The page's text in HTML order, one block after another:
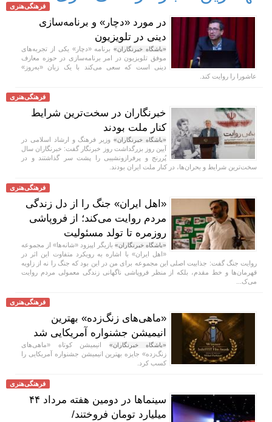
فرهنگی‌هنری
در مورد «دچار» و برنامه‌سازی
دینی در تلویزیون
«باشگاه خبرنگاران»برنامه «دچار» یکی از تجربه‌های
موفق تلویزیون در امر برنامه‌سازی در حوزه معارف
دینی است که سعی می‌کند با یک زبان «به‌روز»
عاشورا را روایت کند.
فرهنگی‌هنری
خبرنگاران در سخت‌ترین شرایط
کنار ملت بودند
«باشگاه خبرنگاران»وزیر فرهنگ و ارشاد اسلامی در
آیین روز بزرگداشت روز خبرنگار گفت: خبرنگاران سال
پُررنج و پرفرازونشیبی را پشت سر گذاشتند و در
سخت‌ترین شرایط و بحران‌ها، در کنار ملت ایران بودند.
فرهنگی‌هنری
«اهل ایران» جنگ را از دل زندگی
مردم روایت می‌کند؛ از فروپاشی
روزمره تا تولد مسئولیت
«باشگاه خبرنگاران» بازیگر اپیزود «شانه‌ها» از مجموعه
«اهل ایران» با اشاره به رویکرد متفاوت این اثر در
روایت جنگ گفت: جذابیت اصلی این مجموعه برای من در این بود که جنگ را نه از زاویه
قهرمان‌ها و خط مقدم، بلکه از منظر فروپاشی ناگهانی زندگی معمولی مردم روایت
می‌ک...
فرهنگی‌هنری
«ماهی‌های زنگ‌زده» بهترین
انیمیشن جشنواره آمریکایی شد
«باشگاه خبرنگاران» انیمیشن کوتاه «ماهی‌های
زنگ‌زده» جایزه بهترین انیمیشن جشنواره آمریکایی را
کسب کرد.
فرهنگی‌هنری
سینماها در دومین هفته‌ مرداد ۴۴
میلیارد تومان فروختند/